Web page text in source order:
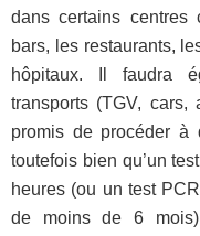
dans certains centres
bars, les restaurants,
hôpitaux. Il faudra
transports (TGV, cars,
promis de procéder à
toutefois bien qu’un
heures (ou un test
de moins de 6